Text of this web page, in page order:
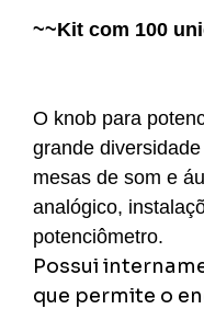
~~Kit com 100
O knob para
grande
mesas de som e
analógico,
potenciômetro.
Possui
que permite o